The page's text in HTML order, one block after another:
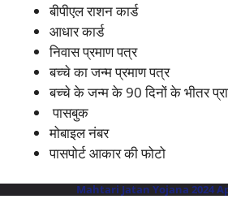
बीपीएल राशन कार्ड
आधार कार्ड
निवास प्रमाण पत्र
बच्चे का जन्म प्रमाण पत्र
बच्चे के जन्म के 90 दिनों के भीतर
पासबुक
मोबाइल नंबर
पासपोर्ट आकार की फोटो
Mahtari Jatan Yojana 2024